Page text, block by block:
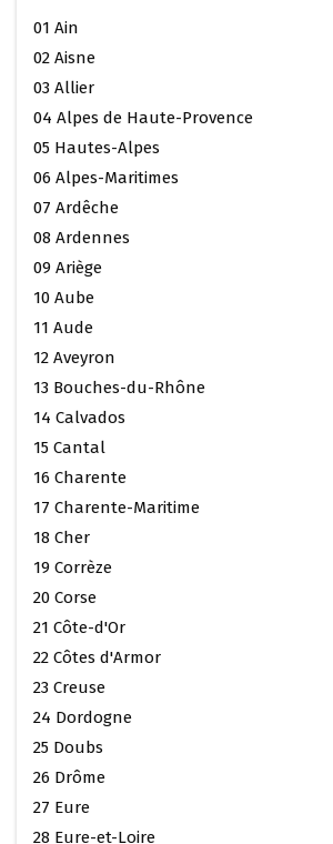
01 Ain
02 Aisne
03 Allier
04 Alpes de Haute-Provence
05 Hautes-Alpes
06 Alpes-Maritimes
07 Ardêche
08 Ardennes
09 Ariège
10 Aube
11 Aude
12 Aveyron
13 Bouches-du-Rhône
14 Calvados
15 Cantal
16 Charente
17 Charente-Maritime
18 Cher
19 Corrèze
20 Corse
21 Côte-d'Or
22 Côtes d'Armor
23 Creuse
24 Dordogne
25 Doubs
26 Drôme
27 Eure
28 Eure-et-Loire